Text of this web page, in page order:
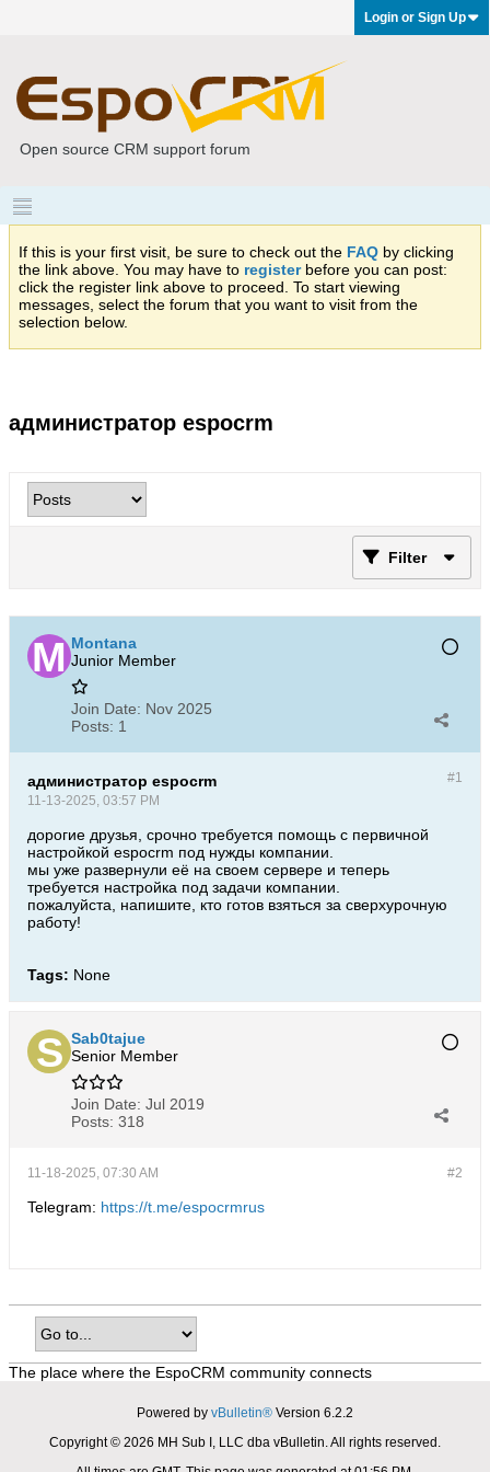
Login or Sign Up
Open source CRM support forum
If this is your first visit, be sure to check out the FAQ by clicking
the link above. You may have to registerbefore you can post:
click the register link above to proceed. To start viewing
messages, select the forum that you want to visit from the
selection below.
администратор espocrm
Filter
Montana
Junior Member
Join Date: Nov 2025
Posts: 1
#1
администратор espocrm
11-13-2025, 03:57 PM
дорогие друзья, срочно требуется помощь с первичной
настройкой espocrm под нужды компании.
мы уже развернули её на своем сервере и теперь
требуется настройка под задачи компании.
пожалуйста, напишите, кто готов взяться за сверхурочную
работу!
Tags: None
Sab0tajue
Senior Member
Join Date: Jul 2019
Posts: 318
#2
11-18-2025, 07:30 AM
Telegram: https://t.me/espocrmrus
The place where the EspoCRM community connects
Powered by vBulletin® Version 6.2.2
Copyright © 2026 MH Sub I, LLC dba vBulletin. All rights reserved.